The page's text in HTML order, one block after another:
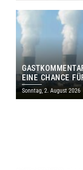
EINE CHANCE
SAARLAND
Sonntag, 2. August 2026